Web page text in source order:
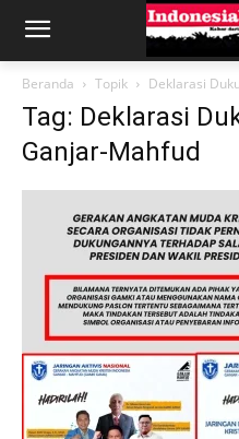
Beranda Topik Deklarasi
Tag: Deklarasi
Ganjar-Mahfud